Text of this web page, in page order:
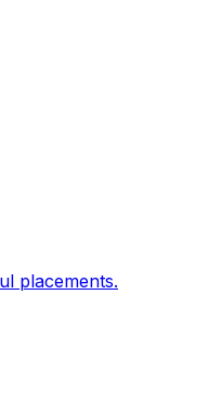
placements.